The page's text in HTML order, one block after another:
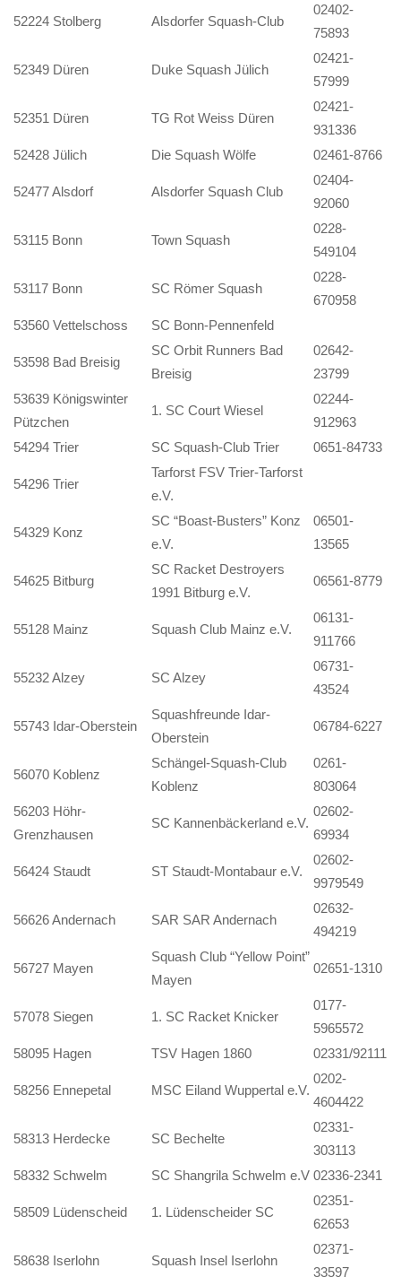
52224 Stolberg Alsdorfer Squash-Club
02402-
75893
52349 Düren Duke Squash Jülich
02421-
57999
52351 Düren TG Rot Weiss Düren
02421-
931336
52428 Jülich
Die Squash Wölfe 02461-8766
52477 Alsdorf Alsdorfer Squash Club
02404-
92060
53115 Bonn Town Squash
0228-
549104
53117 Bonn SC Römer Squash
0228-
670958
53560 Vettelschoss
SC Bonn-Pennenfeld
53598 Bad Breisig
SC Orbit Runners Bad
Breisig
02642-
23799
53639 Königswinter
Pützchen
1. SC Court Wiesel
02244-
912963
54294 Trier
SC Squash-Club Trier 0651-84733
54296 Trier
Tarforst FSV Trier-Tarforst
e.V.
54329 Konz
SC “Boast-Busters” Konz
e.V.
06501-
13565
54625 Bitburg
SC Racket Destroyers
1991 Bitburg e.V.
06561-8779
55128 Mainz Squash Club Mainz e.V.
06131-
911766
55232 Alzey SC Alzey
06731-
43524
55743 Idar-Oberstein
Squashfreunde Idar-
Oberstein
06784-6227
56070 Koblenz
Schängel-Squash-Club
Koblenz
0261-
803064
56203 Höhr-
Grenzhausen
SC Kannenbäckerland e.V.
02602-
69934
56424 Staudt ST Staudt-Montabaur e.V.
02602-
9979549
56626 Andernach SAR SAR Andernach
02632-
494219
56727 Mayen
Squash Club “Yellow Point”
Mayen
02651-1310
57078 Siegen 1. SC Racket Knicker
0177-
5965572
58095 Hagen
TSV Hagen 1860 02331/92111
58256 Ennepetal MSC Eiland Wuppertal e.V.
0202-
4604422
58313 Herdecke SC Bechelte
02331-
303113
58332 Schwelm
SC Shangrila Schwelm e.V 02336-2341
58509 Lüdenscheid 1. Lüdenscheider SC
02351-
62653
58638 Iserlohn Squash Insel Iserlohn
02371-
33597